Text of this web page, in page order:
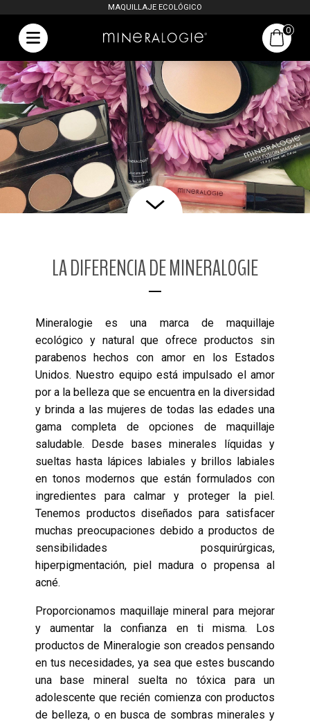
MAQUILLAJE ECOLÓGICO
0
LA DIFERENCIA DE MINERALOGIE
Mineralogie es una marca de maquillaje
ecológico y natural que ofrece productos sin
parabenos hechos con amor en los Estados
Unidos. Nuestro equipo está impulsado el amor
por a la belleza que se encuentra en la diversidad
y brinda a las mujeres de todas las edades una
gama completa de opciones de maquillaje
saludable. Desde bases minerales líquidas y
sueltas hasta lápices labiales y brillos labiales
en tonos modernos que están formulados con
ingredientes para calmar y proteger la piel.
Tenemos productos diseñados para satisfacer
muchas preocupaciones debido a productos de
sensibilidades posquirúrgicas,
hiperpigmentación, piel madura o propensa al
acné.
Proporcionamos maquillaje mineral para mejorar
y aumentar la confianza en ti misma. Los
productos de Mineralogie son creados pensando
en tus necesidades, ya sea que estes buscando
una base mineral suelta no tóxica para un
adolescente que recién comienza con productos
de belleza, o en busca de sombras minerales y